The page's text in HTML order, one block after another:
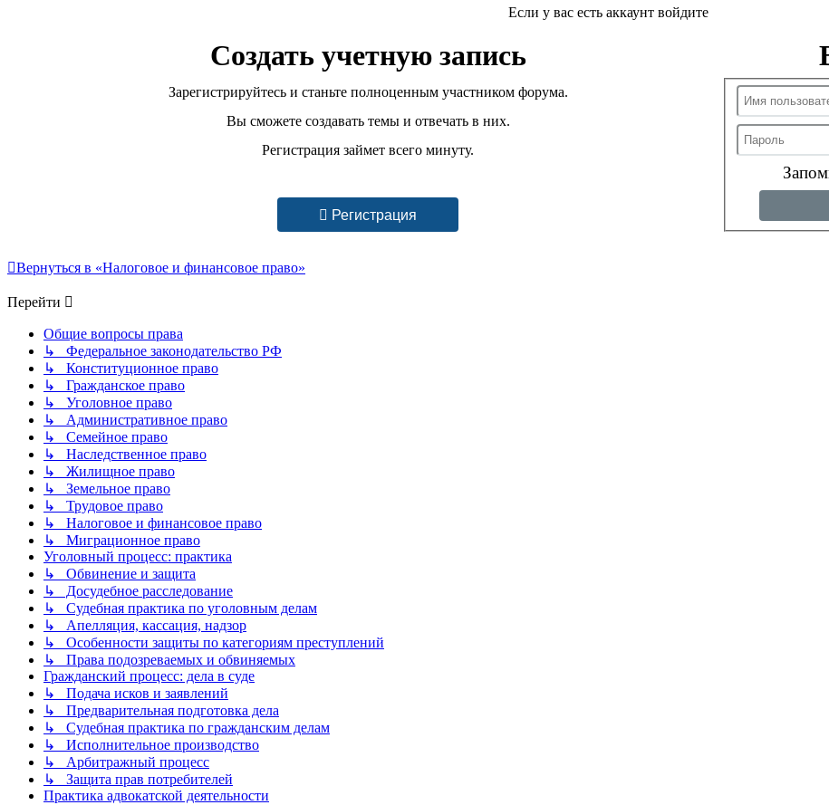
Если у вас есть аккаунт войдите
Создать учетную запись
Зарегистрируйтесь и станьте полноценным участником форума.
Вы сможете создавать темы и отвечать в них.
Регистрация займет всего минуту.
Регистрация
Вернуться в «Налоговое и финансовое право»
Перейти
Общие вопросы права
↳ Федеральное законодательство РФ
↳ Конституционное право
↳ Гражданское право
↳ Уголовное право
↳ Административное право
↳ Семейное право
↳ Наследственное право
↳ Жилищное право
↳ Земельное право
↳ Трудовое право
↳ Налоговое и финансовое право
↳ Миграционное право
Уголовный процесс: практика
↳ Обвинение и защита
↳ Досудебное расследование
↳ Судебная практика по уголовным делам
↳ Апелляция, кассация, надзор
↳ Особенности защиты по категориям преступлений
↳ Права подозреваемых и обвиняемых
Гражданский процесс: дела в суде
↳ Подача исков и заявлений
↳ Предварительная подготовка дела
↳ Судебная практика по гражданским делам
↳ Исполнительное производство
↳ Арбитражный процесс
↳ Защита прав потребителей
Практика адвокатской деятельности